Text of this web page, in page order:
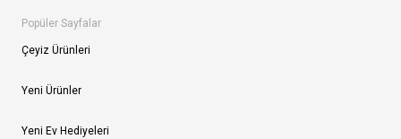
Popüler Sayfalar
Çeyiz Ürünleri
Yeni Ürünler
Yeni Ev Hediyeleri